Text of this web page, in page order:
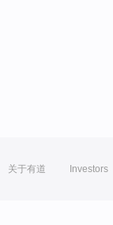
关于有道 Investors